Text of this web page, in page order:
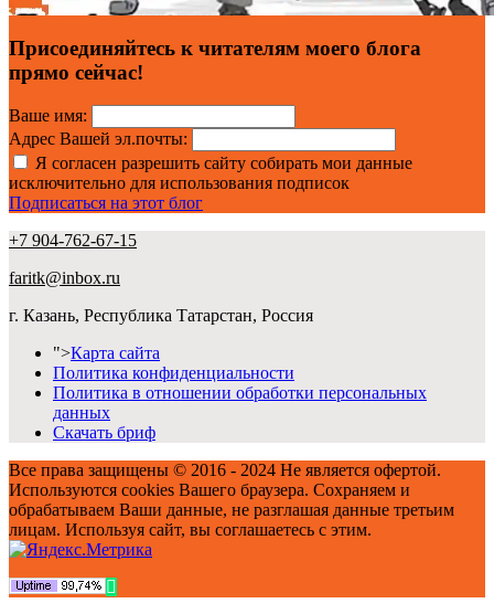
Присоединяйтесь к читателям моего блога
прямо сейчас!
Ваше имя:
Адрес Вашей эл.почты:
Я согласен разрешить сайту собирать мои данные
исключительно для использования подписок
Подписаться на этот блог
+7 904-762-67-15
faritk@inbox.ru
г. Казань, Республика Татарстан, Россия
">Карта сайта
Политика конфиденциальности
Политика в отношении обработки персональных
данных
Скачать бриф
Все права защищены © 2016 - 2024 Не является офертой.
Используются cookies Вашего браузера. Сохраняем и
обрабатываем Ваши данные, не разглашая данные третьим
лицам. Используя сайт, вы соглашаетесь с этим.